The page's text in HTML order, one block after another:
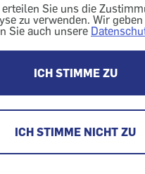
Sie uns die
zu verwenden. Wir
Sie auch unsere
ICH STIMME ZU
ICH STIMME NICHT ZU
hat die
-